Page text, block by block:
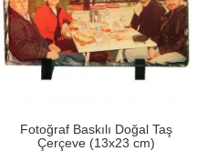
Fotoğraf Baskılı Doğal Taş
Çerçeve (13x23 cm)